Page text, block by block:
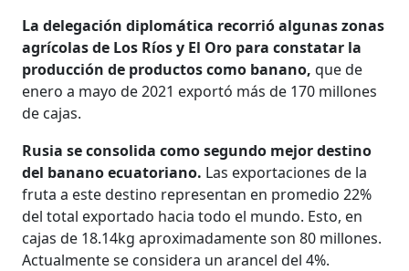
La delegación diplomática recorrió algunas zonas
agrícolas de Los Ríos y El Oro para constatar la
producción de productos como banano, que de
enero a mayo de 2021 exportó más de 170 millones
de cajas.
Rusia se consolida como segundo mejor destino
del banano ecuatoriano. Las exportaciones de la
fruta a este destino representan en promedio 22%
del total exportado hacia todo el mundo. Esto, en
cajas de 18.14kg aproximadamente son 80 millones.
Actualmente se considera un arancel del 4%.